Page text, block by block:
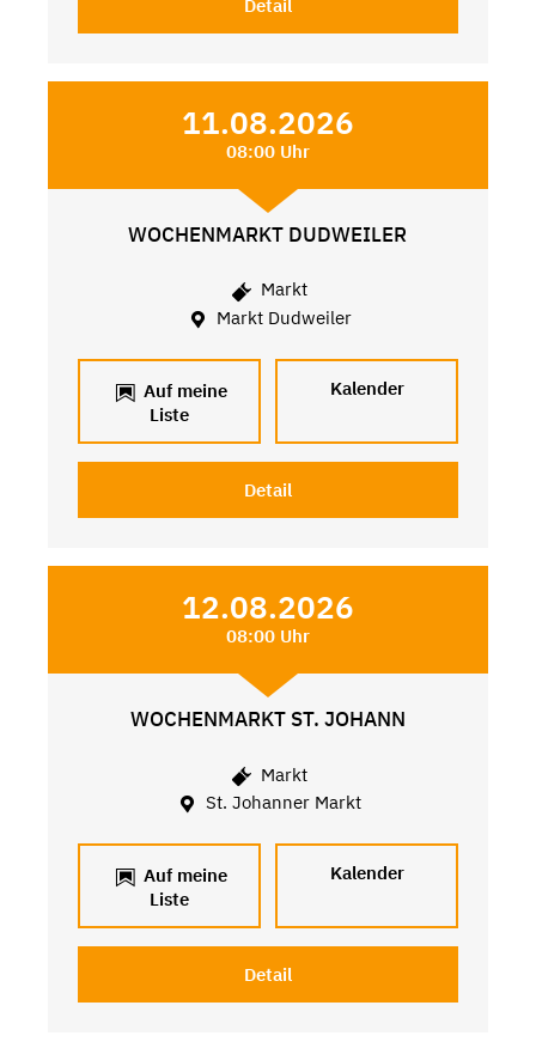
Detail
11.08.2026
08:00 Uhr
WOCHENMARKT DUDWEILER
Markt
Markt Dudweiler
Auf meine
Liste
Kalender
Detail
12.08.2026
08:00 Uhr
WOCHENMARKT ST. JOHANN
Markt
St. Johanner Markt
Auf meine
Liste
Kalender
Detail